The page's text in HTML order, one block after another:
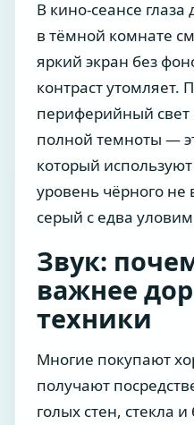
В кино-сеансе
в тёмной комнате
яркий экран без
контраст утомляет.
периферийный свет
полной темноты —
который
уровень чёрного не
серый с едва
Звук:
важнее
техники
Многие покупают
получают
голых стен, стекла